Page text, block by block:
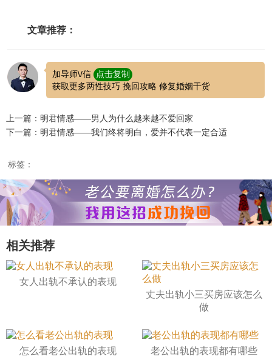
文章推荐：
加导师\/信
点击复制
获取更多两性技巧 挽回攻略 修复婚姻干货
上一篇：明君情感——男人为什么越来越不爱回家
下一篇：明君情感——我们终将明白，爱并不代表一定合适
标签：
相关推荐
女人出轨不承认的表现
丈夫出轨小三买房应该怎么
做
怎么看老公出轨的表现 老公出轨的表现都有哪些